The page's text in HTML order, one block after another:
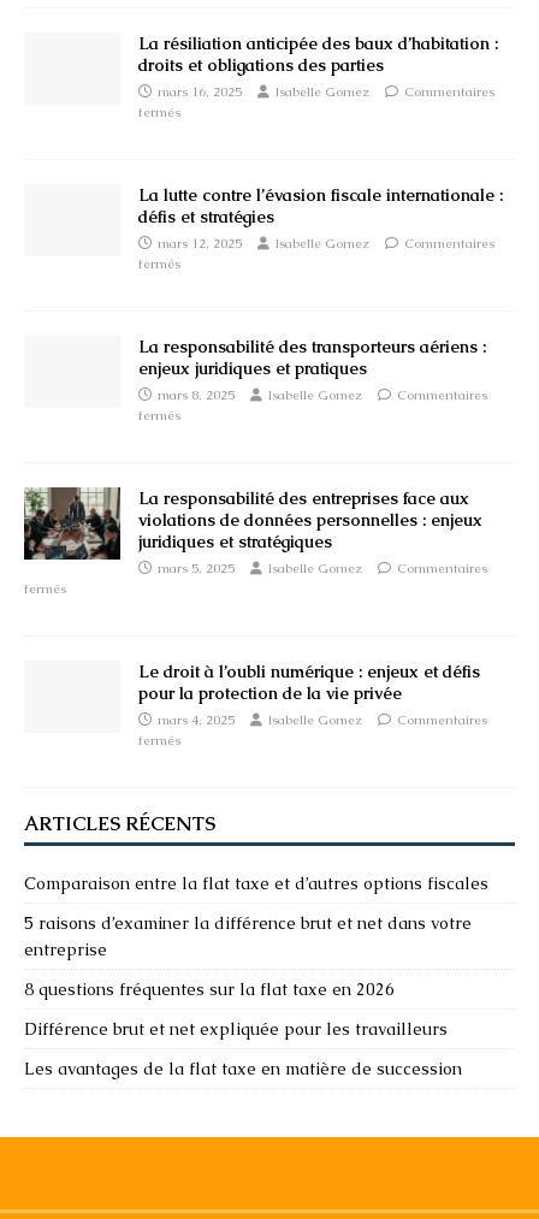
La résiliation anticipée des baux d’habitation :
droits et obligations des parties
mars 16, 2025 Isabelle Gomez
Commentaires
fermés
La lutte contre l’évasion fiscale internationale :
défis et stratégies
mars 12, 2025 Isabelle Gomez
Commentaires
fermés
La responsabilité des transporteurs aériens :
enjeux juridiques et pratiques
mars 8, 2025 Isabelle Gomez
Commentaires
fermés
La responsabilité des entreprises face aux
violations de données personnelles : enjeux
juridiques et stratégiques
mars 5, 2025 Isabelle Gomez
Commentaires
fermés
Le droit à l’oubli numérique : enjeux et défis
pour la protection de la vie privée
mars 4, 2025 Isabelle Gomez
Commentaires
fermés
ARTICLES RÉCENTS
Comparaison entre la flat taxe et d’autres options fiscales
5 raisons d’examiner la différence brut et net dans votre
entreprise
8 questions fréquentes sur la flat taxe en 2026
Différence brut et net expliquée pour les travailleurs
Les avantages de la flat taxe en matière de succession